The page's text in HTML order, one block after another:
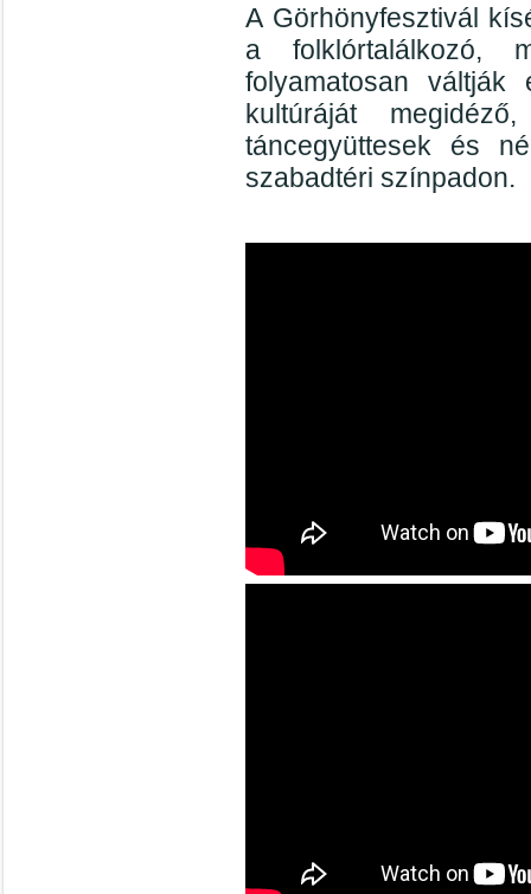
A Görhönyfesztivál
a folklórtalálkozó,
folyamatosan váltják
kultúráját
táncegyüttesek és
szabadtéri színpadon.